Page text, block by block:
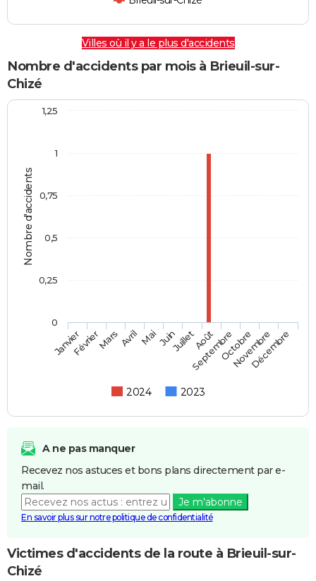
Villes où il y a le plus d'accidents
Nombre d'accidents par mois à Brieuil-sur-
Chizé
Nombre d'accidents
2024 2023
JanvierFévrierMars AvrilMaiJuinJuilletAoût
SeptembreOctobre
Novembre
Décembre
0
1
0,25
0,5
0,75
1,25
A ne pas manquer
Recevez nos astuces et bons plans directement par e-
mail.
Je m'abonne
En savoir plus sur notre politique de confidentialité
Victimes d'accidents de la route à Brieuil-sur-
Chizé